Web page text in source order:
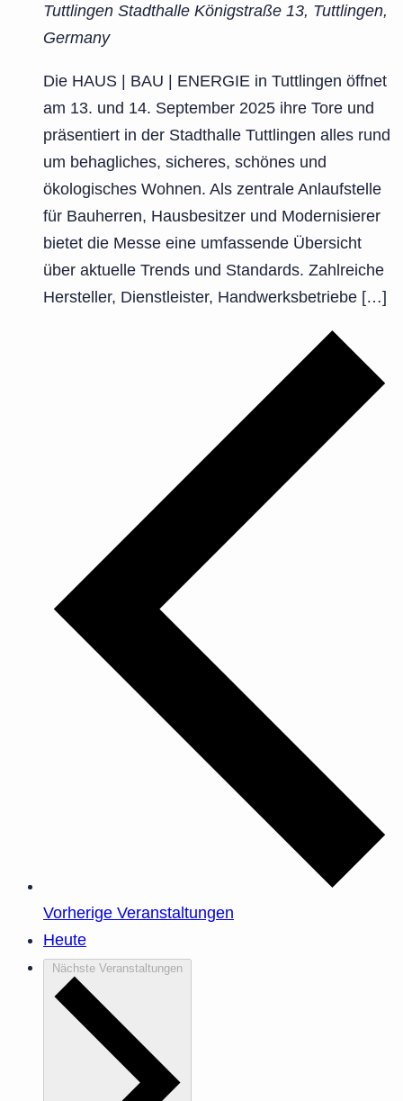
Tuttlingen Stadthalle Königstraße 13, Tuttlingen,
Germany
Die HAUS | BAU | ENERGIE in Tuttlingen öffnet
am 13. und 14. September 2025 ihre Tore und
präsentiert in der Stadthalle Tuttlingen alles rund
um behagliches, sicheres, schönes und
ökologisches Wohnen. Als zentrale Anlaufstelle
für Bauherren, Hausbesitzer und Modernisierer
bietet die Messe eine umfassende Übersicht
über aktuelle Trends und Standards. Zahlreiche
Hersteller, Dienstleister, Handwerksbetriebe […]
Vorherige Veranstaltungen
Heute
Nächste Veranstaltungen